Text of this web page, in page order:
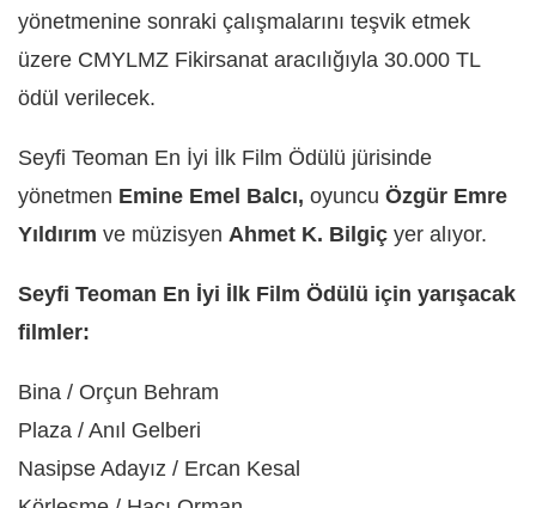
yönetmenine sonraki çalışmalarını teşvik etmek
üzere CMYLMZ Fikirsanat aracılığıyla 30.000 TL
ödül verilecek.
Seyfi Teoman En İyi İlk Film Ödülü jürisinde
yönetmen Emine Emel Balcı, oyuncu Özgür Emre
Yıldırım ve müzisyen Ahmet K. Bilgiç yer alıyor.
Seyfi Teoman En İyi İlk Film Ödülü için yarışacak
filmler:
Bina / Orçun Behram
Plaza / Anıl Gelberi
Nasipse Adayız / Ercan Kesal